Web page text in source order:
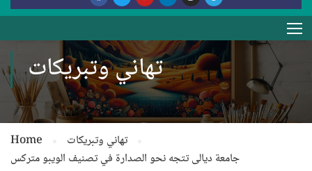
تهاني وتبريكات
Home
تهاني وتبريكات
جامعة ديالى تتجه نحو الصدارة في تصنيف الويبو متركس